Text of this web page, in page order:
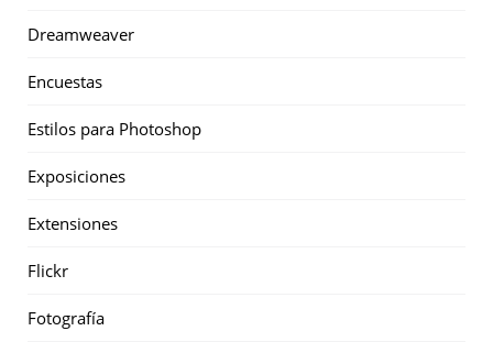
Dreamweaver
Encuestas
Estilos para Photoshop
Exposiciones
Extensiones
Flickr
Fotografía